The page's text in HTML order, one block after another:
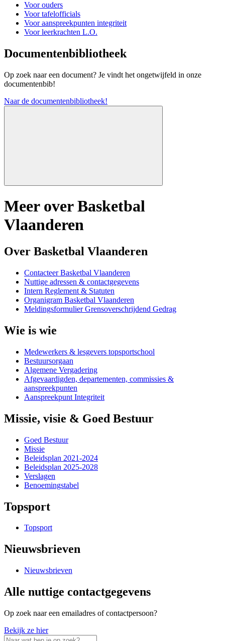
Voor ouders
Voor tafelofficials
Voor aanspreekpunten integriteit
Voor leerkrachten L.O.
Documentenbibliotheek
Op zoek naar een document? Je vindt het ongetwijfeld in onze
documentenbib!
Naar de documentenbibliotheek!
Meer over Basketbal
Vlaanderen
Over Basketbal Vlaanderen
Contacteer Basketbal Vlaanderen
Nuttige adressen & contactgegevens
Intern Reglement & Statuten
Organigram Basketbal Vlaanderen
Meldingsformulier Grensoverschrijdend Gedrag
Wie is wie
Medewerkers & lesgevers topsportschool
Bestuursorgaan
Algemene Vergadering
Afgevaardigden, departementen, commissies &
aanspreekpunten
Aanspreekpunt Integriteit
Missie, visie & Goed Bestuur
Goed Bestuur
Missie
Beleidsplan 2021-2024
Beleidsplan 2025-2028
Verslagen
Benoemingstabel
Topsport
Topsport
Nieuwsbrieven
Nieuwsbrieven
Alle nuttige contactgegevens
Op zoek naar een emailadres of contactpersoon?
Bekijk ze hier